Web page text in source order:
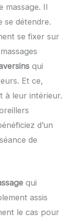
massage. Il
se détendre.
se fixer sur
qui
Et ce,
à leur intérieur.
d’un
de
qui
assis
le cas pour